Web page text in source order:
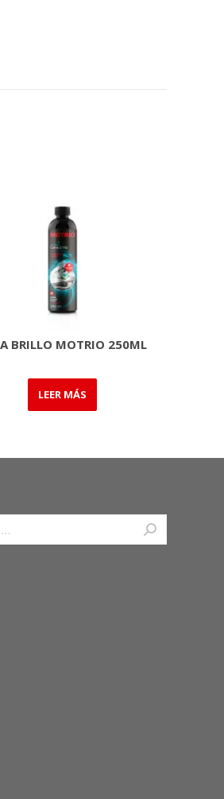
BRILLO MOTRIO 250ML
LEER MÁS